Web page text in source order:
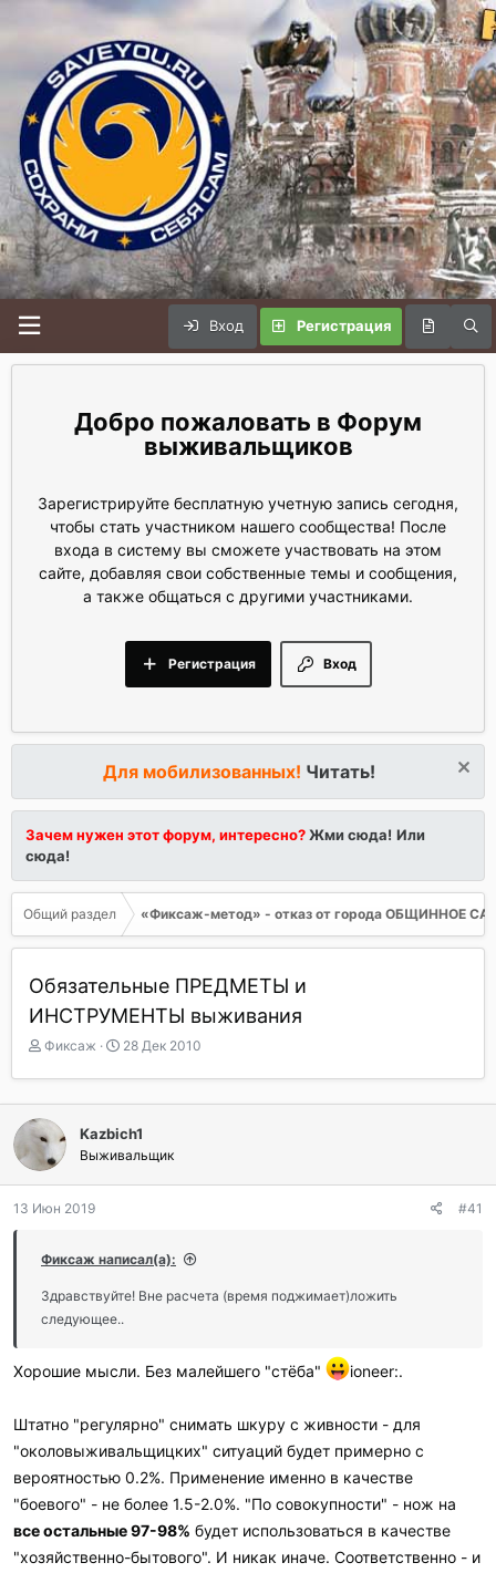
Вход Регистрация
Форум
выживальщиков
Зарегистрируйте бесплатную учетную запись сегодня,
чтобы стать участником нашего сообщества! После
входа в систему вы сможете участвовать на этом
сайте, добавляя свои собственные темы и сообщения,
а также общаться с другими участниками.
Вход
Регистрация
Для мобилизованных! Читать!
Зачем нужен этот форум, интересно?Жми сюда! Или
сюда!
Общий раздел «Фиксаж-метод» - отказ от города ОБЩИННОЕ
Обязательные ПРЕДМЕТЫ и
ИНСТРУМЕНТЫ выживания
А
т
о
р
т
е
м
ы
Фиксаж
Д
т
а
а
ч
а
28 Дек 2010
Kazbich1
Выживальщик
13 Июн 2019 #41
Фиксаж написал(а):
Здравствуйте! Вне расчета (время поджимает)ложить
следующее..
Хорошие мысли. Без малейшего "стёба" ioneer:.
Штатно "регулярно" снимать шкуру с живности - для
"околовыживальщицких" ситуаций будет примерно с
вероятностью 0.2%. Применение именно в качестве
"боевого" - не более 1.5-2.0%. "По совокупности" - нож на
все остальные 97-98% будет использоваться в качестве
"хозяйственно-бытового". И никак иначе. Соответственно - и